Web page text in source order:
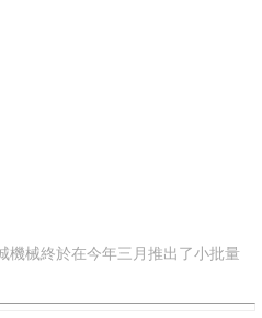
機械終於在今年三月推出了小批量